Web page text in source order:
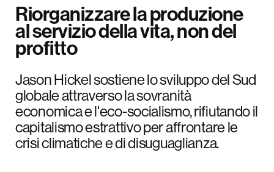
Riorganizzare la produzione
al servizio della vita, non del
profitto
Jason Hickel sostiene lo sviluppo del Sud
globale attraverso la sovranità
economica e l'eco-socialismo, rifiutando il
capitalismo estrattivo per affrontare le
crisi climatiche e di disuguaglianza.